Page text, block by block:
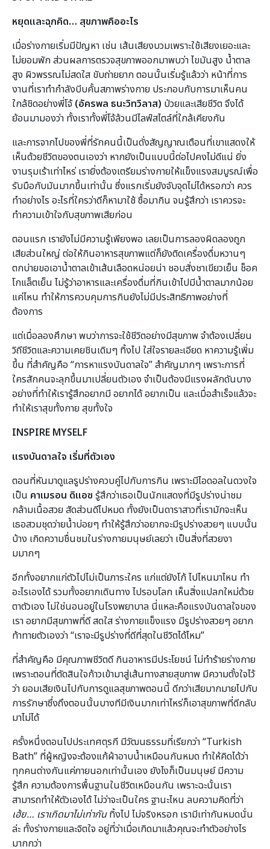
หยุดและฉุกคิด… สุขภาพคืออะไร
เมื่อร่างกายเริ่มมีปัญหา เช่น เส้นเสียงบวมเพราะใช้เสียงเยอะและ
ไม่ยอมพัก ส่วนผลการตรวจสุขภาพออกมาพบว่า ไขมันสูง น้ำตาล
สูง ผิวพรรณไม่สดใส ขับถ่ายยาก ตอนนั้นเริ่มรู้แล้วว่า หน้าที่การ
งานที่เราทำกำลังบีบคั้นสภาพร่างกาย ประกอบกับการมาเห็นคน
ใกล้ชิดอย่างพี่โจ้(อัครพล ธนะวิทวิลาส) ป่วยและเสียชีวิต จึงได้
ย้อนมามองว่า ทั้งเราทั้งพี่โจ้ล้วนมีไลฟ์สไตล์ที่ใกล้เคียงกัน
และการจากไปของพี่ที่รักคนนี้เป็นดั่งสัญญาณเตือนที่เขาแสดงให้
เห็นด้วยชีวิตของตนเองว่า หากยังเป็นแบบนี้ต่อไปคงไม่ดีแน่ ยิ่ง
งานรุมเร้าเท่าไหร่ เรายิ่งต้องเตรียมร่างกายให้แข็งแรงสมบูรณ์เพื่อ
รับมือกับมันมากขึ้นเท่านั้น ซึ่งแรกเริ่มยังจับจุดไม่ได้หรอกว่า ควร
ทำอย่างไร อะไรที่ใครว่าดีก็หามาใช้ ซื้อมากิน จนรู้สึกว่า เราควรจะ
ทำความเข้าใจกับสุขภาพเสียก่อน
ตอนแรก เรายังไม่มีความรู้เพียงพอ เลยเป็นการลองผิดลองถูก
เสียส่วนใหญ่ ต่อให้กินอาหารสุขภาพแต่ก็ยังติดเครื่องดื่มหวานๆ
ตกบ่ายขอเอาน้ำตาลเข้าเส้นเลือดหน่อยน่า ชอบสั่งชาเขียวเย็น ช็อค
โกแล็ตเย็น ไม่รู้ว่าอาหารและเครื่องดื่มที่กินเข้าไปมีน้ำตาลมากน้อย
แค่ไหน ทำให้การควบคุมการกินยังไม่มีประสิทธิภาพอย่างที่
ต้องการ
แต่เมื่อลองศึกษา พบว่าการจะใช้ชีวิตอย่างมีสุขภาพ จำต้องเปลี่ยน
วิถีชีวิตและความเคยชินเดิมๆ ทิ้งไป ใส่ใจรายละเอียด หาความรู้เพิ่ม
ขึ้น ที่สำคัญคือ “การหาแรงบันดาลใจ” สำคัญมากๆ เพราะการที่
ใครสักคนจะลุกขึ้นมาเปลี่ยนตัวเอง จำเป็นต้องมีแรงผลักดันบาง
อย่างที่ทำให้เรารู้สึกอยากมี อยากได้ อยากเป็น และเมื่อสำเร็จแล้วจะ
ทำให้เราสุขทั้งกาย สุขทั้งใจ
INSPIRE MYSELF
แรงบันดาลใจ เริ่มที่ตัวเอง
ตอนที่หันมาดูแลรูปร่างควบคู่ไปกับการกิน เพราะมีไอดอลในดวงใจ
เป็น คาเมรอน ดิแอซ รู้สึกว่าเธอเป็นนักแสดงที่มีรูปร่างน่าชม
กล้ามเนื้อสวย สัดส่วนดีไปหมด ทั้งยังเป็นดาราสาวที่เรามักจะเห็น
เธอสวมชุดว่ายน้ำบ่อยๆ ทำให้รู้สึกว่าอยากจะมีรูปร่างสวยๆ แบบนั้น
บ้าง เกิดความชื่นชมในร่างกายมนุษย์เลยว่า เป็นสิ่งที่สวยงา
มมากๆ
อีกทั้งอยากแก่ตัวไปไม่เป็นภาระใคร แก่แต่ยังโก้ ไปไหนมาไหน ทำ
อะไรเองได้ รวมทั้งอยากเดินทาง ไปรอบโลก เห็นสิ่งแปลกใหม่ด้วย
ตาตัวเอง ไม่ใช่นอนอยู่ในโรงพยาบาล นี่แหละคือแรงบันดาลใจของ
เรา อยากมีสุขภาพที่ดี สดใส ร่างกายแข็งแรง มีรูปร่างสวยๆ อยาก
ท้าทายตัวเองว่า “เราจะมีรูปร่างที่ดีที่สุดในชีวิตได้ไหม”
ที่สำคัญคือ มีคุณภาพชีวิตดี กินอาหารมีประโยชน์ ไม่ทำร้ายร่างกาย
เพราะตอนที่ตัดสินใจก้าวเข้ามาสู่เส้นทางสายสุขภาพ มีความตั้งใจไว้
ว่า ยอมเสียเงินไปกับการดูแลสุขภาพตอนนี้ ดีกว่าเสียมากมายไปกับ
การรักษาซึ่งถึงตอนนั้นบางทีมีเงินมากเท่าไหร่ก็เอาสุขภาพที่ดีกลับ
มาไม่ได้
ครั้งหนึ่งตอนไปประเทศตุรกี มีวัฒนธรรมที่เรียกว่า “Turkish
Bath” ที่ผู้หญิงจะต้องแก้ผ้าอาบน้ำเหมือนกันหมด ทำให้คิดได้ว่า
ทุกคนต่างกันแค่ภายนอกเท่านั้นเอง ยังไงก็เป็นมนุษย์ มีความ
รู้สึก ความต้องการพื้นฐานในชีวิตเหมือนกัน เพราะฉะนั้นเรา
สามารถทำให้ตัวเองได้ ไม่ว่าจะเป็นใคร ฐานะไหน ลบความคิดที่ว่า
เฮ้ย… เราเกิดมาไม่เท่ากันทิ้งไป ไม่จริงหรอก เรามีเท่ากันหมดนั่น
ล่ะ ทั้งร่างกายและจิตใจ อยู่ที่ว่าเมื่อเกิดมาแล้วคุณจะทำตัวอย่างไร
มากกว่า